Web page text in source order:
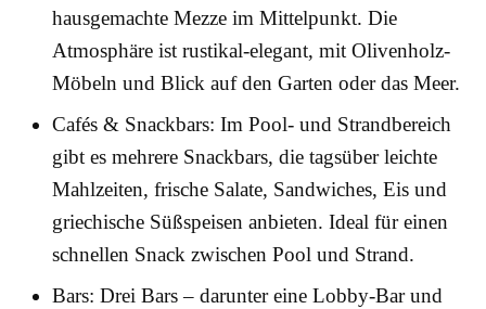
hausgemachte Mezze im Mittelpunkt. Die
Atmosphäre ist rustikal-elegant, mit Olivenholz-
Möbeln und Blick auf den Garten oder das Meer.
Cafés & Snackbars: Im Pool- und Strandbereich
gibt es mehrere Snackbars, die tagsüber leichte
Mahlzeiten, frische Salate, Sandwiches, Eis und
griechische Süßspeisen anbieten. Ideal für einen
schnellen Snack zwischen Pool und Strand.
Bars: Drei Bars – darunter eine Lobby-Bar und